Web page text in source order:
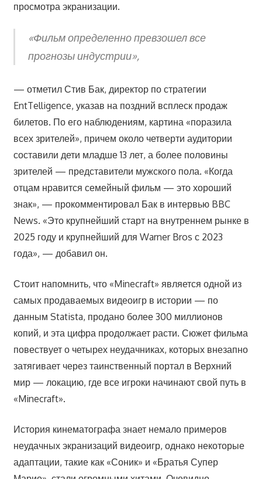
просмотра экранизации.
«Фильм определенно превзошел все
прогнозы индустрии»,
— отметил Стив Бак, директор по стратегии
EntTelligence, указав на поздний всплеск продаж
билетов. По его наблюдениям, картина «поразила
всех зрителей», причем около четверти аудитории
составили дети младше 13 лет, а более половины
зрителей — представители мужского пола. «Когда
отцам нравится семейный фильм — это хороший
знак», — прокомментировал Бак в интервью BBC
News. «Это крупнейший старт на внутреннем рынке в
2025 году и крупнейший для Warner Bros с 2023
года», — добавил он.
Стоит напомнить, что «Minecraft» является одной из
самых продаваемых видеоигр в истории — по
данным Statista, продано более 300 миллионов
копий, и эта цифра продолжает расти. Сюжет фильма
повествует о четырех неудачниках, которых внезапно
затягивает через таинственный портал в Верхний
мир — локацию, где все игроки начинают свой путь в
«Minecraft».
История кинематографа знает немало примеров
неудачных экранизаций видеоигр, однако некоторые
адаптации, такие как «Соник» и «Братья Супер